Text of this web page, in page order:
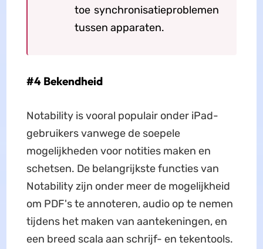
toe synchronisatieproblemen
tussen apparaten.
#4 Bekendheid
Notability is vooral populair onder iPad-
gebruikers vanwege de soepele
mogelijkheden voor notities maken en
schetsen. De belangrijkste functies van
Notability zijn onder meer de mogelijkheid
om PDF's te annoteren, audio op te nemen
tijdens het maken van aantekeningen, en
een breed scala aan schrijf- en tekentools.